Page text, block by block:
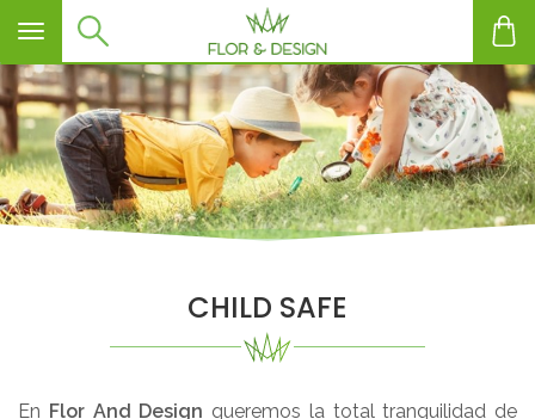
Toggle navigation
CHILD SAFE
En Flor And Design queremos la total tranquilidad de